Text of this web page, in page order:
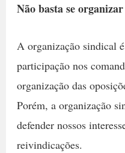
Não basta se
A organização sindical
participação nos
organização das
Porém, a organização
defender nossos
reivindicações.